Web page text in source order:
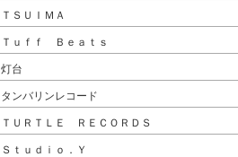
ＴＳＵＩＭＡ
Ｔｕｆｆ Ｂｅａｔｓ
灯台
タンバリンレコード
ＴＵＲＴＬＥ ＲＥＣＯＲＤＳ
Ｓｔｕｄｉｏ．Ｙ